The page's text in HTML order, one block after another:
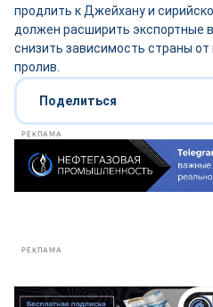
продлить к Джейхану и
должен расширить экспортные
снизить зависимость страны
пролив.
Поделиться
РЕКЛАМА
РЕКЛАМА